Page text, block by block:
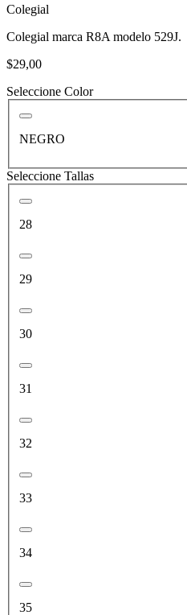
Colegial
Colegial marca R8A modelo 529J.
$29,00
Seleccione Color
NEGRO
Seleccione Tallas
28
29
30
31
32
33
34
35